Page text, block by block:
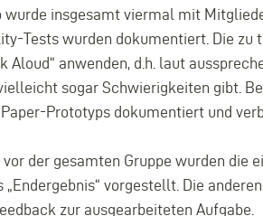
wurde insgesamt viermal mit
Tests wurden dokumentiert. Die zu
Aloud“ anwenden, d.h. laut
sogar Schwierigkeiten gibt.
Prototyps dokumentiert und
der gesamten Gruppe wurden die
„Endergebnis“ vorgestellt. Die
zur ausgearbeiteten Aufgabe.